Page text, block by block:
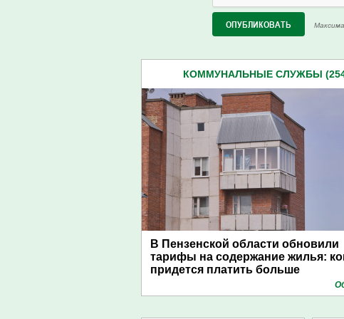
КОММУНАЛЬНЫЕ СЛУЖБЫ
В Пензенской области обновили
тарифы на содержание жилья:
придется платить больше